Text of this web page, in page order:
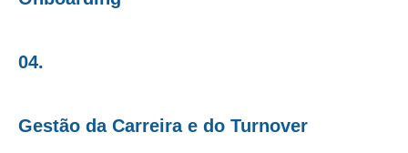
04.
Gestão da Carreira e do Turnover